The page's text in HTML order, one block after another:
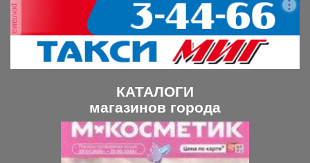
реклама
КАТАЛОГИ
магазинов города